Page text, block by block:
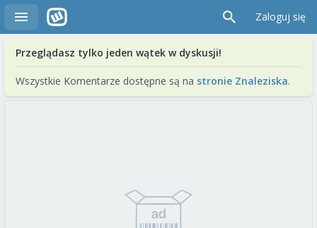
Zaloguj się
Przeglądasz tylko jeden wątek w dyskusji!
Wszystkie Komentarze dostępne są na stronie Znaleziska.